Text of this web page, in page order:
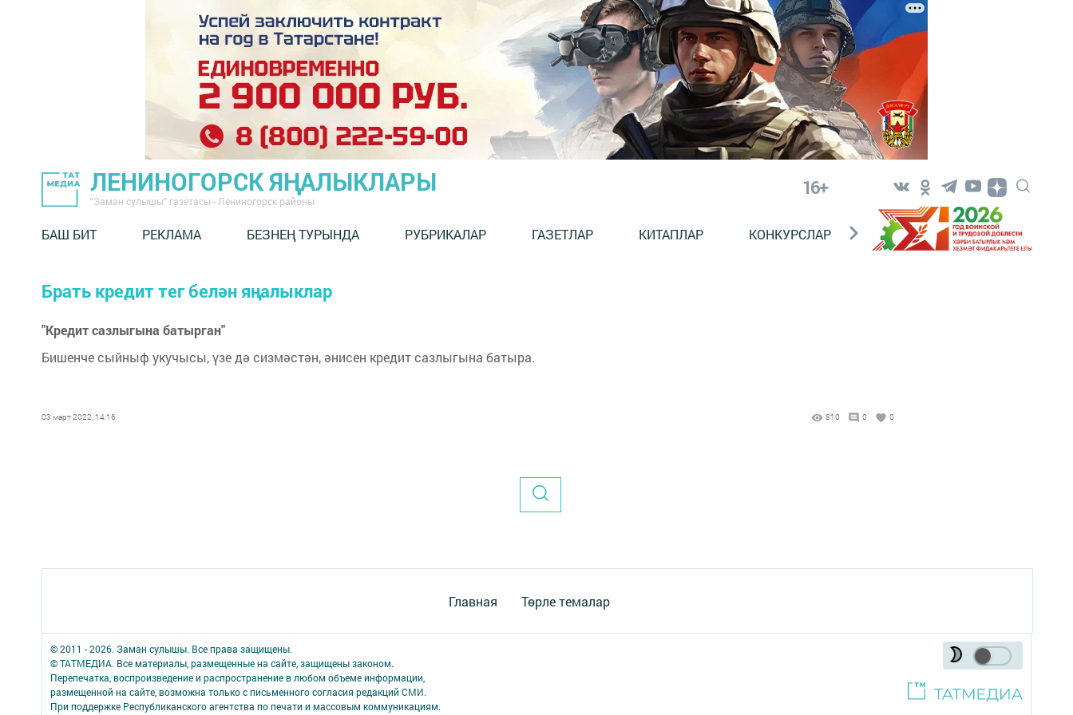
ЛЕНИНОГОРСК ЯҢАЛЫКЛАРЫ
"Заман сулышы" газетасы - Лениногорск районы
16+
БАШ БИТ РЕКЛАМА БЕЗНЕҢ ТУРЫНДА РУБРИКАЛАР ГАЗЕТЛАР КИТАПЛАР КОНКУРСЛАР ТЕЛЕВИДЕНИЕ
Брать кредит тег белән яңалыклар
"Кредит сазлыгына батырган"
Бишенче сыйныф укучысы, үзе дә сизмәстән, әнисен кредит сазлыгына батыра.
03 март 2022, 14:16 810 0 0
Главная Төрле темалар
© 2011 - 2026. Заман сулышы. Все права защищены.
© ТАТМЕДИА. Все материалы, размещенные на сайте, защищены законом.
Перепечатка, воспроизведение и распространение в любом объеме информации,
размещенной на сайте, возможна только с письменного согласия редакций СМИ.
При поддержке Республиканского агентства по печати и массовым коммуникациям.